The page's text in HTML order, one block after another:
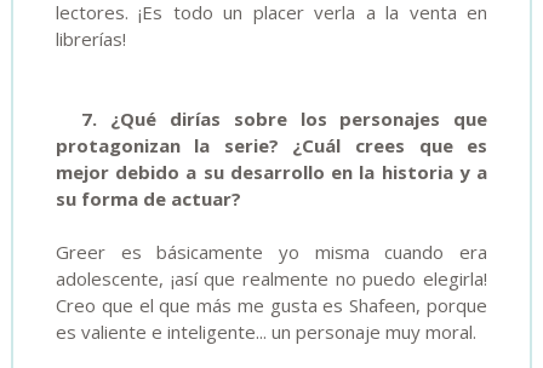
lectores. ¡Es todo un placer verla a la venta en
librerías!
7. ¿Qué dirías sobre los personajes que
protagonizan la serie? ¿Cuál crees que es
mejor debido a su desarrollo en la historia y a
su forma de actuar?
Greer es básicamente yo misma cuando era
adolescente, ¡así que realmente no puedo elegirla!
Creo que el que más me gusta es Shafeen, porque
es valiente e inteligente... un personaje muy moral.